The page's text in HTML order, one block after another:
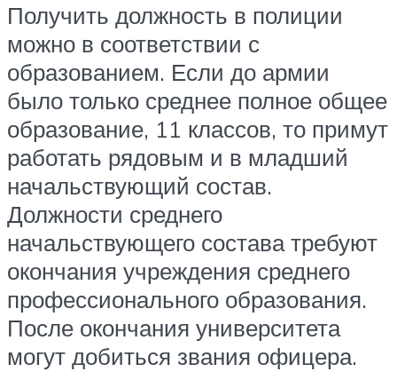
Получить должность в полиции
можно в соответствии с
образованием. Если до армии
было только среднее полное общее
образование, 11 классов, то примут
работать рядовым и в младший
начальствующий состав.
Должности среднего
начальствующего состава требуют
окончания учреждения среднего
профессионального образования.
После окончания университета
могут добиться звания офицера.